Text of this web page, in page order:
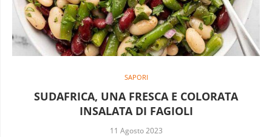
SAPORI
SUDAFRICA, UNA FRESCA E COLORATA
INSALATA DI FAGIOLI
11 Agosto 2023